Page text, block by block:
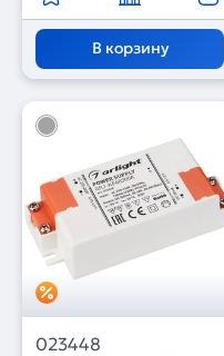
В корзину
023448